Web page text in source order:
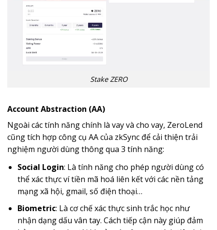
Stake ZERO
Account Abstraction (AA)
Ngoài các tính năng chính là vay và cho vay, ZeroLend
cũng tích hợp công cụ AA của zkSync để cải thiện trải
nghiệm người dùng thông qua 3 tính năng:
Social Login: Là tính năng cho phép người dùng có
thể xác thực ví tiền mã hoá liên kết với các nền tảng
mạng xã hội, gmail, số điện thoại…
Biometric: Là cơ chế xác thực sinh trắc học như
nhận dạng dấu vân tay. Cách tiếp cận này giúp đảm